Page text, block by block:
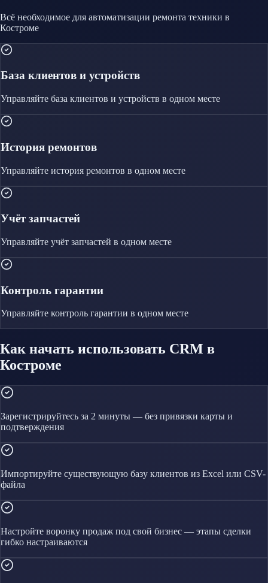
Всё необходимое для автоматизации ремонта техники в
Костроме
База клиентов и устройств
Управляйте база клиентов и устройств в одном месте
История ремонтов
Управляйте история ремонтов в одном месте
Учёт запчастей
Управляйте учёт запчастей в одном месте
Контроль гарантии
Управляйте контроль гарантии в одном месте
Как начать использовать CRM в
Костроме
Зарегистрируйтесь за 2 минуты — без привязки карты и
подтверждения
Импортируйте существующую базу клиентов из Excel или CSV-
файла
Настройте воронку продаж под свой бизнес — этапы сделки
гибко настраиваются